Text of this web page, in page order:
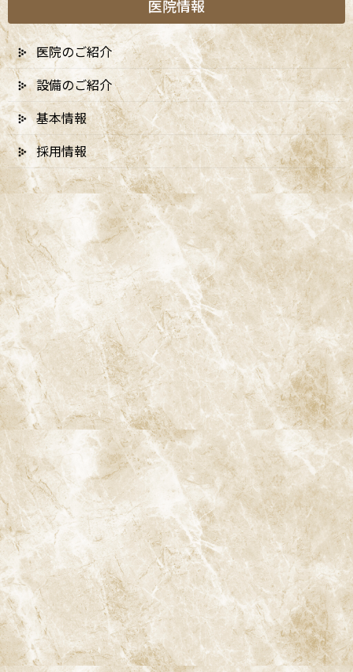
阿佐ヶ谷ことぶき歯科・矯正歯科
〒166-0004 東京都杉並区阿佐谷南3-37-14 第二北原ビル3階
阿佐ヶ谷の歯医者「阿佐ヶ谷ことぶき歯科・矯正歯科」 は、JR中
央線(快速)「阿佐ケ谷駅」徒歩0分 / JR中央/総武線「阿佐ケ谷駅」
医院情報
医院のご紹介
設備のご紹介
基本情報
採用情報